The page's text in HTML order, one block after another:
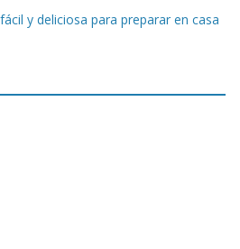
y deliciosa para preparar en casa